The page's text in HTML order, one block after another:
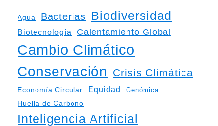
Agua Bacterias Biodiversidad
Biotecnología Calentamiento Global
Cambio Climático
Conservación Crisis Climática
Economía Circular Equidad Genómica
Huella de Carbono
Inteligencia Artificial